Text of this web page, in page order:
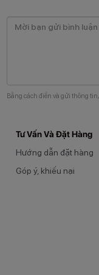
Bằng cách điền và gửi thông
Tư Vấn Và Đặt Hàng
Hướng dẫn đặt hàng
Góp ý, khiếu nại